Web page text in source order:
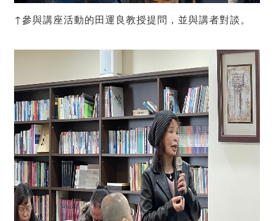
↑參與講座活動的田運良教授提問，並與講者對談。